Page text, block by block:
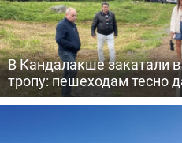
В Кандалакше закатали
тропу: пешеходам тесно